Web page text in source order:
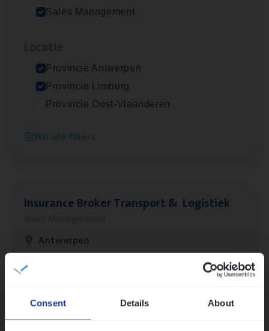
Consent Details About
Sales Management
Provincie Antwerpen
Provincie Limburg
Provincie Oost-Vlaanderen
Wis alle filters
Cor­po­ra­te Insu­ran­ce Bro­ker Property
Insu­ran­ce Bro­kerKMO
Antwerpen
Insu­ran­ce Bro­ker Trans­port& Logistiek
Antwerpen
Lees onze verhalen
Meer dan collega’s: hoe Julie en Aurélie elkaar